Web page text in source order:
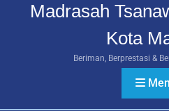
Madrasah
Kota
Beriman, Berprestasi &